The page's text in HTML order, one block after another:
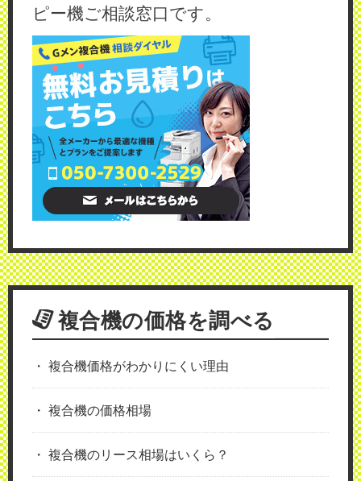
ピー機ご相談窓口です。
複合機の価格を調べる
複合機価格がわかりにくい理由
複合機の価格相場
複合機のリース相場はいくら？